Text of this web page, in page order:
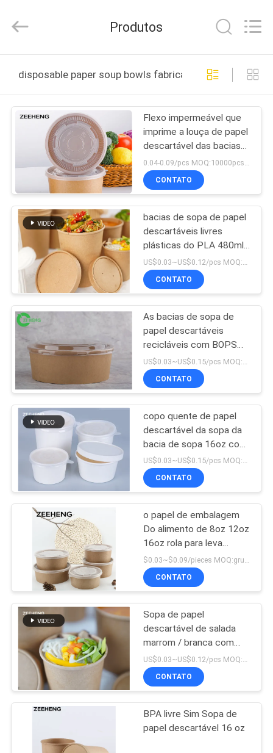
PRODUTOS
SOBRE
NÓS
EXCURSÃO
DA
FÁBRICA
CONTROLE
DA
QUALIDADE
CONTACTE-
NOS
NOTÍCIA
PEÇA
UMAS
CITAÇÕES
SITE
POLÍTICA
DE
PRIVACIDADE
Environmental
Protection
Ltd..
Reserved.
Produtos
disposable paper soup bowls fabricação online
Flexo impermeável que
imprime a louça de papel
descartável das bacias
de sopa para
macarronetes
0.04-0.09/pcs MOQ:10000pcs por tamanhos
CONTATO
bacias de sopa de papel
descartáveis livres
plásticas do PLA 480ml
com tampas
CONTATO
As bacias de sopa de
papel descartáveis
recicláveis com BOPS
graxa clara da tampa
resistente
CONTATO
copo quente de papel
descartável da sopa da
bacia de sopa 16oz com
tampas
US$0.03~US$0.15/pcs MOQ:30000 PCS
CONTATO
o papel de embalagem
Do alimento de 8oz 12oz
16oz rola para leva
embora, bacias de sopa
de papel descartáveis
$0.03~$0.09/pieces MOQ:grupo 5000
CONTATO
Sopa de papel
descartável de salada
marrom / branca com
tampa 480ml
CONTATO
BPA livre Sim Sopa de
papel descartável 16 oz